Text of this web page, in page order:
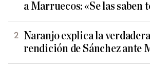
a Marruecos: «Se las saben
Naranjo explica la
rendición de Sánchez ante